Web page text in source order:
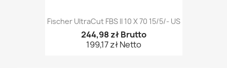
Fischer UltraCut FBS II 10 X 70 15/5/- US
244,98 zł Brutto
199,17 zł Netto